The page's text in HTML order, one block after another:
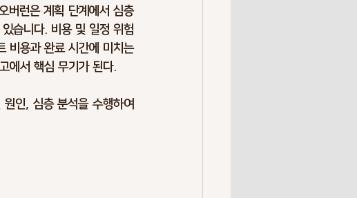
Risk Society Resilience
버런은 계획 단계에서 심층
습니다. 비용 및 일정 위험
비용과 완료 시간에 미치는
에서 핵심 무기가 된다.
인, 심층 분석을 수행하여